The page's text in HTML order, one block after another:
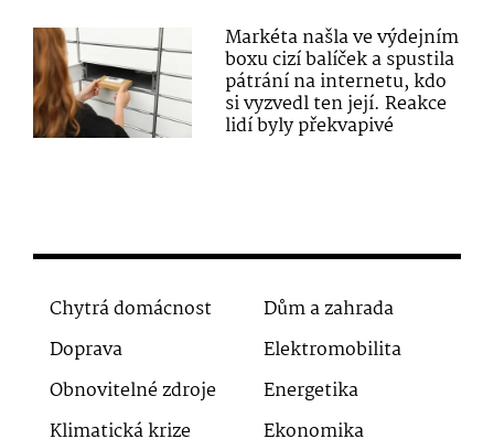
Markéta našla ve výdejním
boxu cizí balíček a spustila
pátrání na internetu, kdo
si vyzvedl ten její. Reakce
lidí byly překvapivé
Chytrá domácnost
Dům a zahrada
Doprava
Elektromobilita
Obnovitelné zdroje
Energetika
Klimatická krize
Ekonomika